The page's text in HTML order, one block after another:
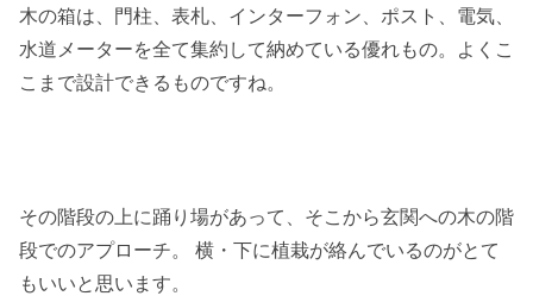
木の箱は、門柱、表札、インターフォン、ポスト、電気、
水道メーターを全て集約して納めている優れもの。よくこ
こまで設計できるものですね。
その階段の上に踊り場があって、そこから玄関への木の階
段でのアプローチ。 横・下に植栽が絡んでいるのがとて
もいいと思います。